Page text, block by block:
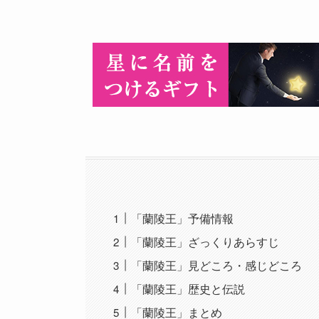
「蘭陵王」予備情報
「蘭陵王」ざっくりあらすじ
「蘭陵王」見どころ・感じどころ
「蘭陵王」歴史と伝説
「蘭陵王」まとめ